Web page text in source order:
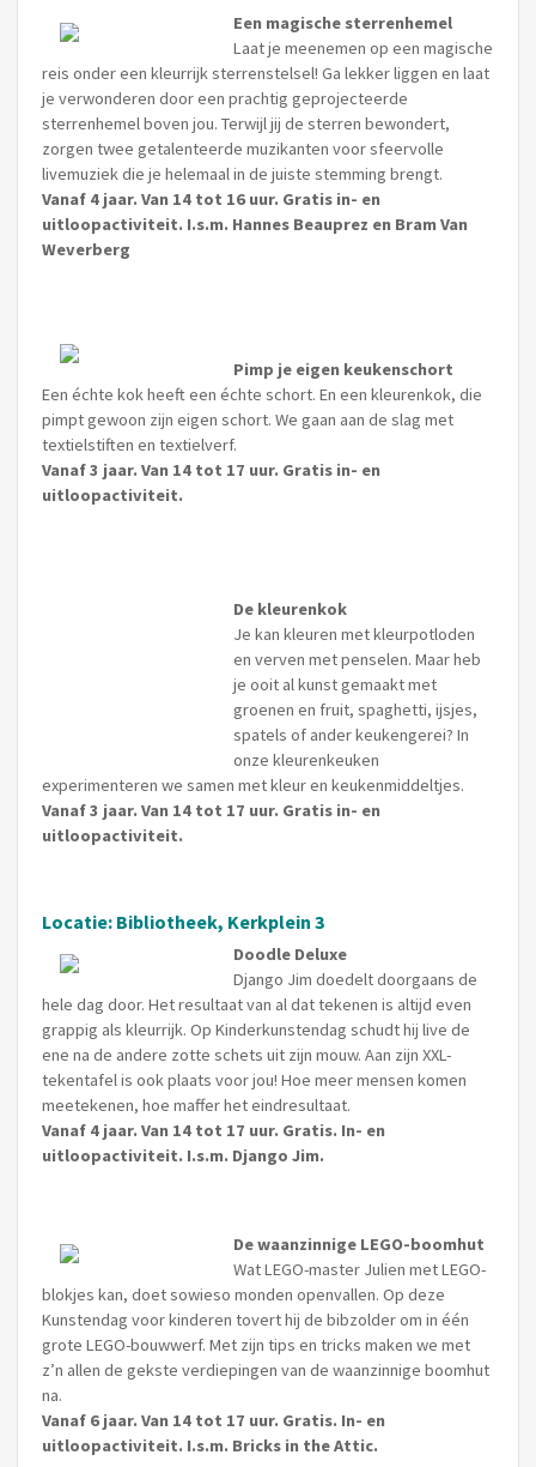
Een magische sterrenhemel
Laat je meenemen op een magische
reis onder een kleurrijk sterrenstelsel! Ga lekker liggen en laat
je verwonderen door een prachtig geprojecteerde
sterrenhemel boven jou. Terwijl jij de sterren bewondert,
zorgen twee getalenteerde muzikanten voor sfeervolle
livemuziek die je helemaal in de juiste stemming brengt.
Vanaf 4 jaar. Van 14 tot 16 uur. Gratis in- en
uitloopactiviteit. I.s.m. Hannes Beauprez en Bram Van
Weverberg
Pimp je eigen keukenschort
Een échte kok heeft een échte schort. En een kleurenkok, die
pimpt gewoon zijn eigen schort. We gaan aan de slag met
textielstiften en textielverf.
Vanaf 3 jaar. Van 14 tot 17 uur. Gratis in- en
uitloopactiviteit.
De kleurenkok
Je kan kleuren met kleurpotloden
en verven met penselen. Maar heb
je ooit al kunst gemaakt met
groenen en fruit, spaghetti, ijsjes,
spatels of ander keukengerei? In
onze kleurenkeuken
experimenteren we samen met kleur en keukenmiddeltjes.
Vanaf 3 jaar. Van 14 tot 17 uur. Gratis in- en
uitloopactiviteit.
Locatie: Bibliotheek, Kerkplein 3
Doodle Deluxe
Django Jim doedelt doorgaans de
hele dag door. Het resultaat van al dat tekenen is altijd even
grappig als kleurrijk. Op Kinderkunstendag schudt hij live de
ene na de andere zotte schets uit zijn mouw. Aan zijn XXL-
tekentafel is ook plaats voor jou! Hoe meer mensen komen
meetekenen, hoe maffer het eindresultaat.
Vanaf 4 jaar. Van 14 tot 17 uur. Gratis. In- en
uitloopactiviteit. I.s.m. Django Jim.
De waanzinnige LEGO-boomhut
Wat LEGO-master Julien met LEGO-
blokjes kan, doet sowieso monden openvallen. Op deze
Kunstendag voor kinderen tovert hij de bibzolder om in één
grote LEGO-bouwwerf. Met zijn tips en tricks maken we met
z’n allen de gekste verdiepingen van de waanzinnige boomhut
na.
Vanaf 6 jaar. Van 14 tot 17 uur. Gratis. In- en
uitloopactiviteit. I.s.m. Bricks in the Attic.